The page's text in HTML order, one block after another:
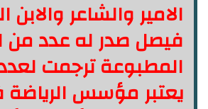
الامير والشاعر والابن
فيصل صدر له عدد من
المطبوعة ترجمت
يعتبر مؤسس